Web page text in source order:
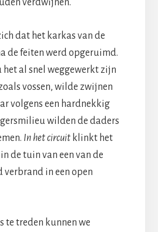
verdwijnen.
dat het karkas van de
de feiten werd opgeruimd.
het al snel weggewerkt zijn
vossen, wilde zwijnen
volgens een hardnekkig
wilden de daders
In het circuitklinkt het
de tuin van een van de
verbrand in een open
te treden kunnen we